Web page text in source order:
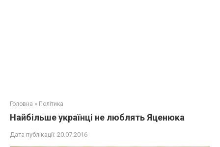
Головна » Політика
Найбільше українці не люблять Яценюка
Дата публікації: 20.07.2016